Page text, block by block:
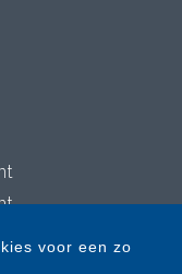
voor een zo